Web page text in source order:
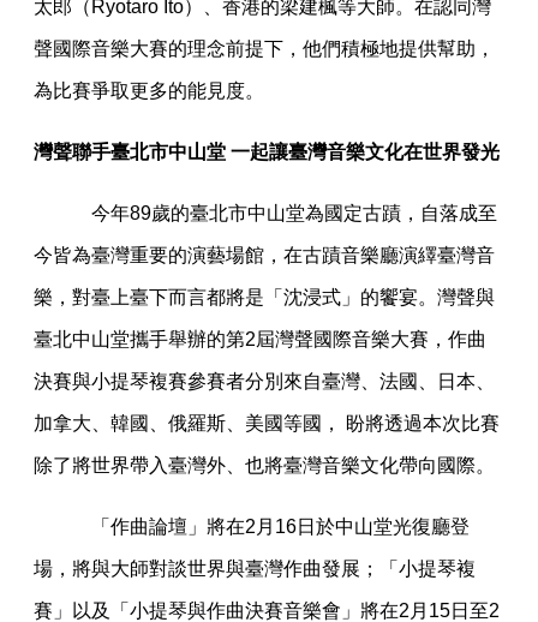
太郎（Ryotaro Ito）、香港的梁建楓等大師。在認同灣
聲國際音樂大賽的理念前提下，他們積極地提供幫助，
為比賽爭取更多的能見度。
灣聲聯手臺北市中山堂 一起讓臺灣音樂文化在世界發光
今年89歲的臺北市中山堂為國定古蹟，自落成至
今皆為臺灣重要的演藝場館，在古蹟音樂廳演繹臺灣音
樂，對臺上臺下而言都將是「沈浸式」的饗宴。灣聲與
臺北中山堂攜手舉辦的第2屆灣聲國際音樂大賽，作曲
決賽與小提琴複賽參賽者分別來自臺灣、法國、日本、
加拿大、韓國、俄羅斯、美國等國， 盼將透過本次比賽
除了將世界帶入臺灣外、也將臺灣音樂文化帶向國際。
「作曲論壇」將在2月16日於中山堂光復廳登
場，將與大師對談世界與臺灣作曲發展；「小提琴複
賽」以及「小提琴與作曲決賽音樂會」將在2月15日至2